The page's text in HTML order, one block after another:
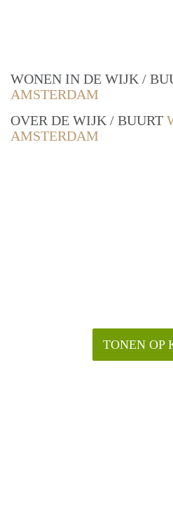
WONEN IN DE WIJK /
AMSTERDAM
OVER DE WIJK / BUURT
AMSTERDAM
TONEN OP